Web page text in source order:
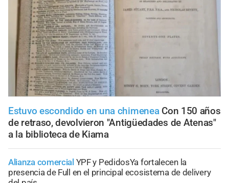
Estuvo escondido en una chimenea Con 150 años
de retraso, devolvieron "Antigüedades de Atenas"
a la biblioteca de Kiama
Alianza comercial YPF y PedidosYa fortalecen la
presencia de Full en el principal ecosistema de delivery